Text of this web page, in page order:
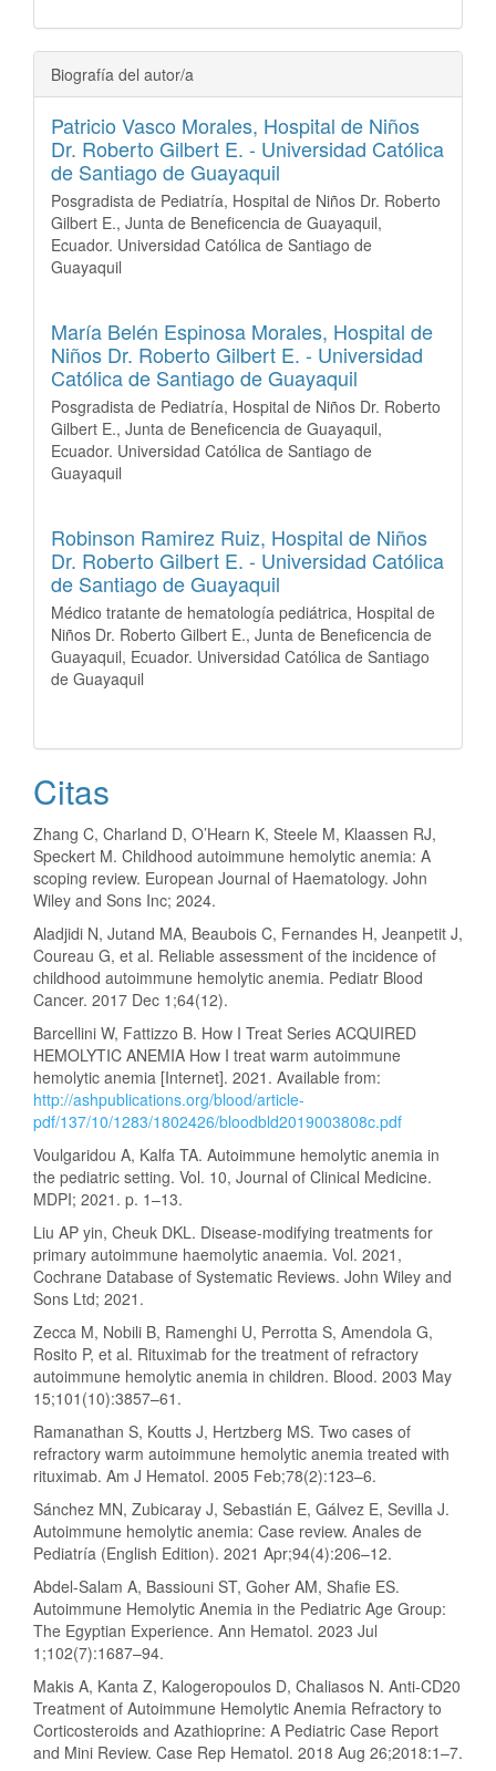
Biografía del autor/a
Patricio Vasco Morales, Hospital de Niños
Dr. Roberto Gilbert E. - Universidad Católica
de Santiago de Guayaquil
Posgradista de Pediatría, Hospital de Niños Dr. Roberto
Gilbert E., Junta de Beneficencia de Guayaquil,
Ecuador. Universidad Católica de Santiago de
Guayaquil
María Belén Espinosa Morales, Hospital de
Niños Dr. Roberto Gilbert E. - Universidad
Católica de Santiago de Guayaquil
Posgradista de Pediatría, Hospital de Niños Dr. Roberto
Gilbert E., Junta de Beneficencia de Guayaquil,
Ecuador. Universidad Católica de Santiago de
Guayaquil
Robinson Ramirez Ruiz, Hospital de Niños
Dr. Roberto Gilbert E. - Universidad Católica
de Santiago de Guayaquil
Médico tratante de hematología pediátrica, Hospital de
Niños Dr. Roberto Gilbert E., Junta de Beneficencia de
Guayaquil, Ecuador. Universidad Católica de Santiago
de Guayaquil
Citas
Zhang C, Charland D, O’Hearn K, Steele M, Klaassen RJ,
Speckert M. Childhood autoimmune hemolytic anemia: A
scoping review. European Journal of Haematology. John
Wiley and Sons Inc; 2024.
Aladjidi N, Jutand MA, Beaubois C, Fernandes H, Jeanpetit J,
Coureau G, et al. Reliable assessment of the incidence of
childhood autoimmune hemolytic anemia. Pediatr Blood
Cancer. 2017 Dec 1;64(12).
Barcellini W, Fattizzo B. How I Treat Series ACQUIRED
HEMOLYTIC ANEMIA How I treat warm autoimmune
hemolytic anemia [Internet]. 2021. Available from:
http://ashpublications.org/blood/article-
pdf/137/10/1283/1802426/bloodbld2019003808c.pdf
Voulgaridou A, Kalfa TA. Autoimmune hemolytic anemia in
the pediatric setting. Vol. 10, Journal of Clinical Medicine.
MDPI; 2021. p. 1–13.
Liu AP yin, Cheuk DKL. Disease-modifying treatments for
primary autoimmune haemolytic anaemia. Vol. 2021,
Cochrane Database of Systematic Reviews. John Wiley and
Sons Ltd; 2021.
Zecca M, Nobili B, Ramenghi U, Perrotta S, Amendola G,
Rosito P, et al. Rituximab for the treatment of refractory
autoimmune hemolytic anemia in children. Blood. 2003 May
15;101(10):3857–61.
Ramanathan S, Koutts J, Hertzberg MS. Two cases of
refractory warm autoimmune hemolytic anemia treated with
rituximab. Am J Hematol. 2005 Feb;78(2):123–6.
Sánchez MN, Zubicaray J, Sebastián E, Gálvez E, Sevilla J.
Autoimmune hemolytic anemia: Case review. Anales de
Pediatría (English Edition). 2021 Apr;94(4):206–12.
Abdel-Salam A, Bassiouni ST, Goher AM, Shafie ES.
Autoimmune Hemolytic Anemia in the Pediatric Age Group:
The Egyptian Experience. Ann Hematol. 2023 Jul
1;102(7):1687–94.
Makis A, Kanta Z, Kalogeropoulos D, Chaliasos N. Anti-CD20
Treatment of Autoimmune Hemolytic Anemia Refractory to
Corticosteroids and Azathioprine: A Pediatric Case Report
and Mini Review. Case Rep Hematol. 2018 Aug 26;2018:1–7.